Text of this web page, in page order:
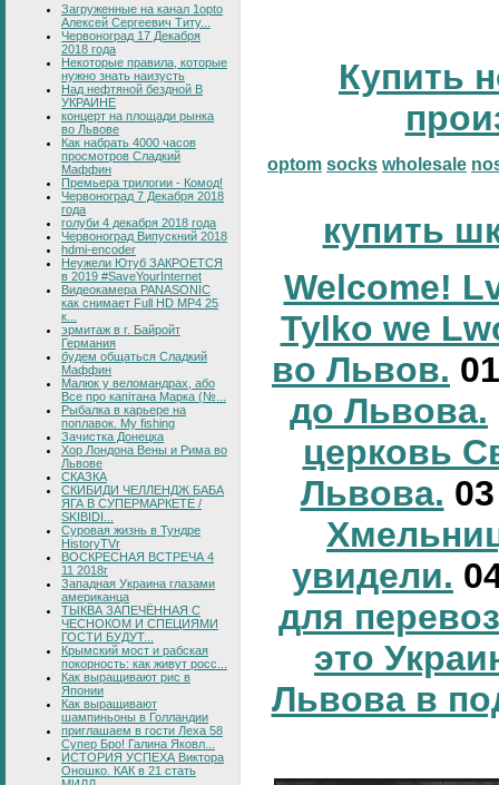
Загруженные на канал 1opto
Алексей Сергеевич Титу...
Червоноград 17 Декабря
2018 года
Некоторые правила, которые
нужно знать наизусть
Над нефтяной бездной В
УКРАИНЕ
концерт на площади рынка
во Львове
Как набрать 4000 часов
просмотров Сладкий
Маффин
Премьера трилогии - Комод!
Червоноград 7 Декабря 2018
года
голуби 4 декабря 2018 года
Червоноград Випускний 2018
hdmi-encoder
Неужели Ютуб ЗАКРОЕТСЯ
в 2019 #SaveYourInternet
Видеокамера PANASONIC
как снимает Full HD MP4 25
к...
эрмитаж в г. Байройт
Германия
будем общаться Сладкий
Маффин
Малюк у веломандрах, або
Все про капітана Марка (№...
Рыбалка в карьере на
поплавок. My fishing
Зачистка Донецка
Хор Лондона Вены и Рима во
Львове
СКАЗКА
СКИБИДИ ЧЕЛЛЕНДЖ БАБА
ЯГА В СУПЕРМАРКЕТЕ /
SKIBIDI...
Суровая жизнь в Тундре
HistoryTVr
ВОСКРЕСНАЯ ВСТРЕЧА 4
11 2018г
Западная Украина глазами
американца
ТЫКВА ЗАПЕЧЁННАЯ С
ЧЕСНОКОМ И СПЕЦИЯМИ
ГОСТИ БУДУТ...
Крымский мост и рабская
покорность: как живут росс...
Как выращивают рис в
Японии
Как выращивают
шампиньоны в Голландии
приглашаем в гости Леха 58
Супер Бро! Галина Яковл...
ИСТОРИЯ УСПЕХА Виктора
Оношко. КАК в 21 стать
Купить
optom socks wholesale
купить
Welcome!
Tylko we
во Львов.
до Львова.
церковь
Львова.
увидели.
для
это
Львова в